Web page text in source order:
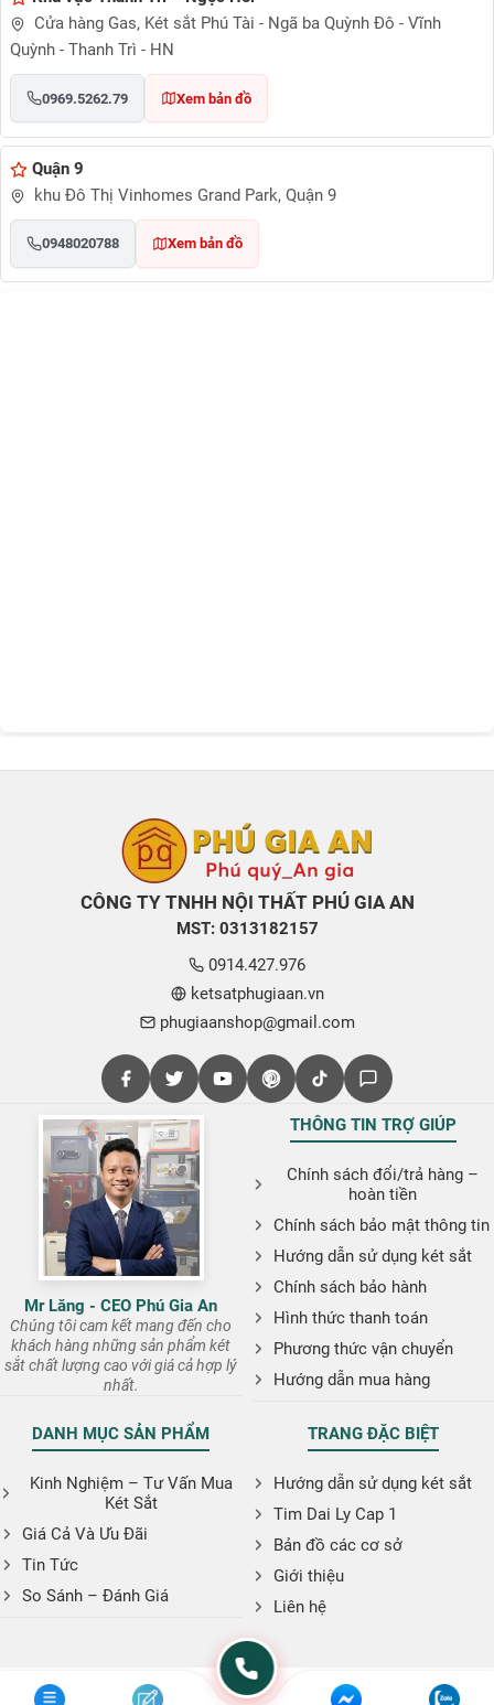
Cửa hàng Gas, Két sắt Phú Tài - Ngã ba Quỳnh Đô - Vĩnh
Quỳnh - Thanh Trì - HN
0969.5262.79 Xem bản đồ
Quận 9
khu Đô Thị Vinhomes Grand Park, Quận 9
0948020788 Xem bản đồ
CÔNG TY TNHH NỘI THẤT PHÚ GIA AN
MST: 0313182157
0914.427.976
ketsatphugiaan.vn
phugiaanshop@gmail.com
Mr Lăng - CEO Phú Gia An
Chúng tôi cam kết mang đến cho
khách hàng những sản phẩm két
sắt chất lượng cao với giá cả hợp lý
nhất.
THÔNG TIN TRỢ GIÚP
Chính sách đổi/trả hàng –
hoàn tiền
Chính sách bảo mật thông tin
Hướng dẫn sử dụng két sắt
Chính sách bảo hành
Hình thức thanh toán
Phương thức vận chuyển
Hướng dẫn mua hàng
DANH MỤC SẢN PHẨM
Kinh Nghiệm – Tư Vấn Mua
Két Sắt
Giá Cả Và Ưu Đãi
Tin Tức
So Sánh – Đánh Giá
TRANG ĐẶC BIỆT
Hướng dẫn sử dụng két sắt
Tim Dai Ly Cap 1
Bản đồ các cơ sở
Giới thiệu
Liên hệ